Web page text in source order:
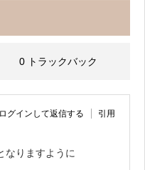
0 トラックバック
ログインして返信する 引用
なりますように